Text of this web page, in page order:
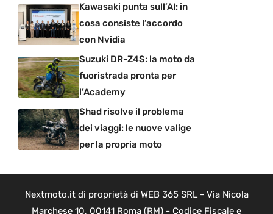
Kawasaki punta sull’AI: in
cosa consiste l’accordo
con Nvidia
Suzuki DR-Z4S: la moto da
fuoristrada pronta per
l’Academy
Shad risolve il problema
dei viaggi: le nuove valige
per la propria moto
Nextmoto.it di proprietà di WEB 365 SRL - Via Nicola
Marchese 10, 00141 Roma (RM) - Codice Fiscale e